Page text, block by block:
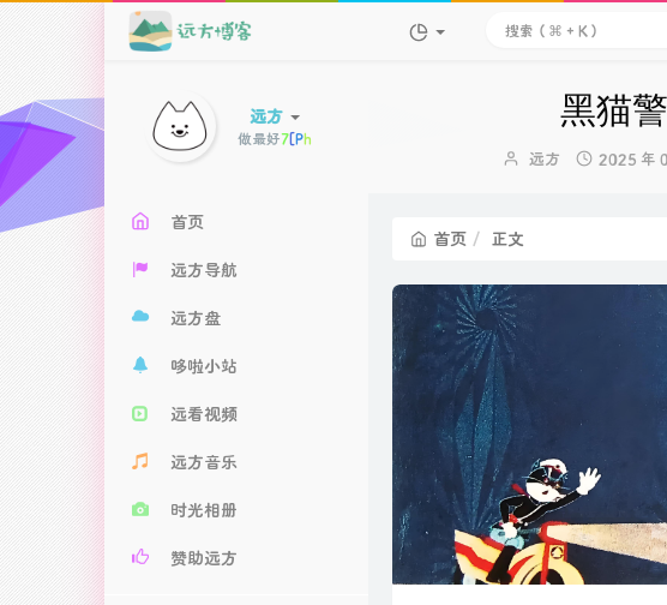
远方
做最好的自己
首页
远方导航
远方盘
哆啦小站
远看视频
远方音乐
时光相册
赞助远方
黑猫
博
远方
发
2025 年
首页 正文